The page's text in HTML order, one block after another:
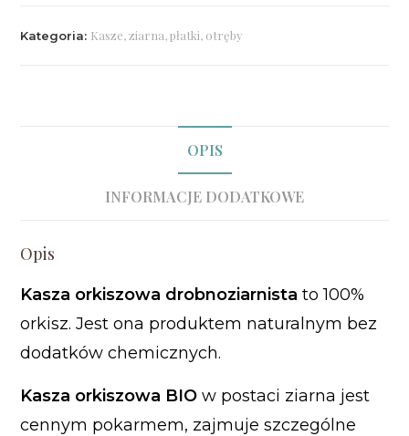
Kategoria: Kasze, ziarna, płatki, otręby
OPIS
INFORMACJE DODATKOWE
Opis
Kasza orkiszowa drobnoziarnista to 100%
orkisz. Jest ona produktem naturalnym bez
dodatków chemicznych.
Kasza orkiszowa BIO w postaci ziarna jest
cennym pokarmem, zajmuje szczególne